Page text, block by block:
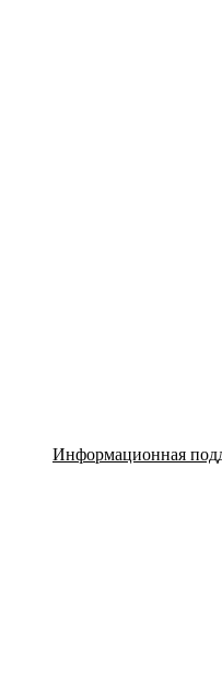
Информационная